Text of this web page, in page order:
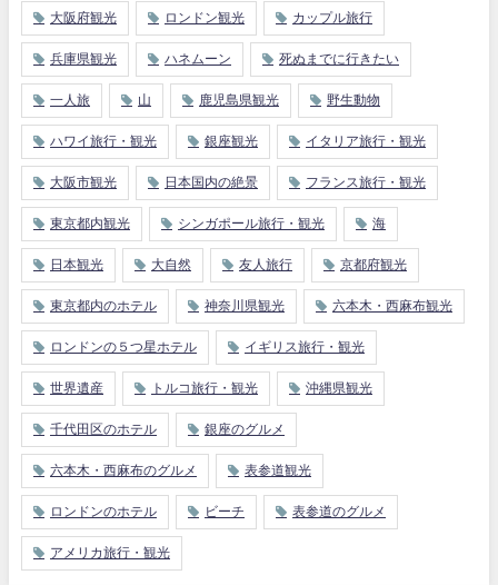
大阪府観光 ロンドン観光 カップル旅行
兵庫県観光 ハネムーン 死ぬまでに行きたい
一人旅 山 鹿児島県観光 野生動物
ハワイ旅行・観光 銀座観光 イタリア旅行・観光
大阪市観光 日本国内の絶景 フランス旅行・観光
東京都内観光 シンガポール旅行・観光 海
日本観光 大自然 友人旅行 京都府観光
東京都内のホテル 神奈川県観光 六本木・西麻布観光
ロンドンの５つ星ホテル イギリス旅行・観光
世界遺産 トルコ旅行・観光 沖縄県観光
千代田区のホテル 銀座のグルメ
六本木・西麻布のグルメ 表参道観光
ロンドンのホテル ビーチ 表参道のグルメ
アメリカ旅行・観光